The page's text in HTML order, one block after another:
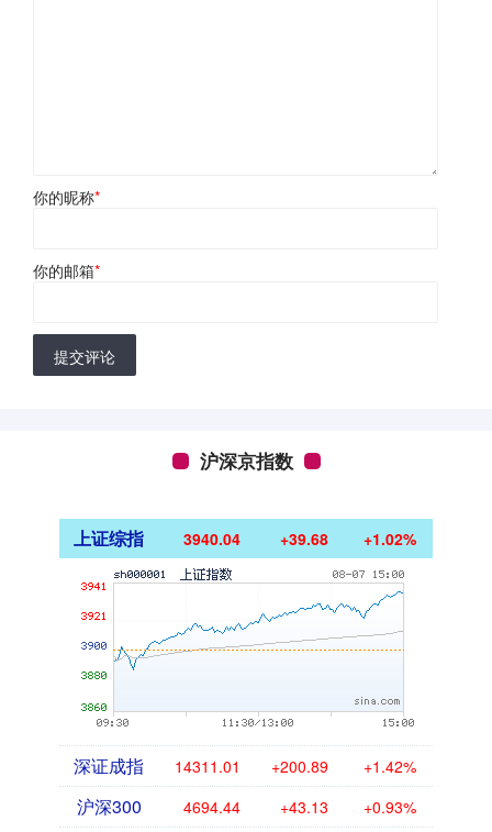
你的昵称*
你的邮箱*
提交评论
沪深京指数
上证综指 3940.04 +39.68 +1.02%
深证成指 14311.01 +200.89 +1.42%
沪深300 4694.44 +43.13 +0.93%